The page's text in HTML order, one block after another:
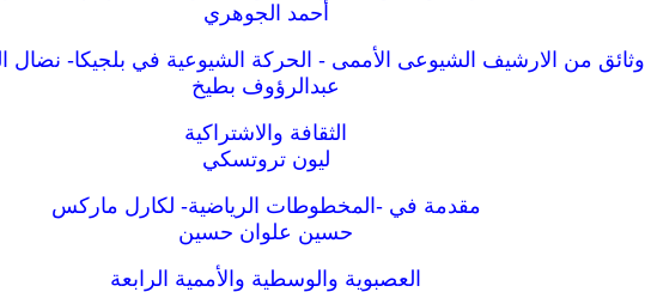
أحمد الجوهري
وثائق من الارشيف الشيوعى الأممى - الحركة الشيوعية في بلجيكا- نضال
عبدالرؤوف بطيخ
الثقافة والاشتراكية
ليون تروتسكي
مقدمة في -المخطوطات الرياضية- لكارل ماركس
حسين علوان حسين
العصبوية والوسطية والأممية الرابعة